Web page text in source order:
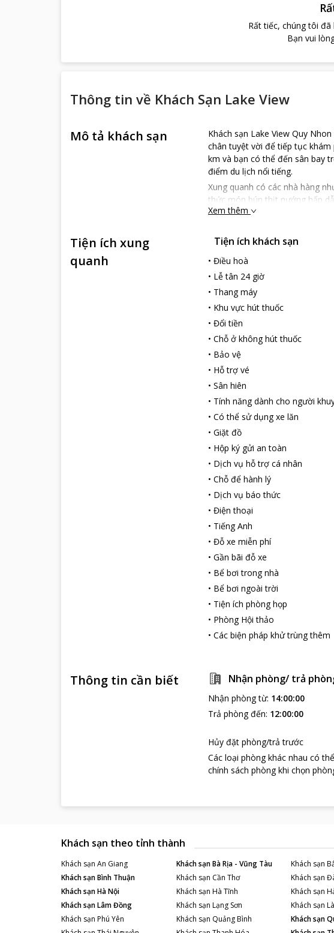
Rất tiếc, chúng tôi
Bạn vui
Thông tin về Khách Sạn Lake View
Mô tả khách sạn
Khách sạn Lake View Quy
chân tuyệt vời để tiếp tục khám
km và bạn có thể đến sân bay
điểm du lịch nổi tiếng.
Xung quanh có các nhà hàng
thức món bún thịt nướng hấp
Các tiện nghi và dịch vụ do
Wifi miễn phí cho mọi phòng,
Dọn phòng hằng ngày.
Dịch vụ taxi.
Khách sạn phù hợp với những
Khách sạn có nhà bếp, đảm
mang đến cho du khách cảm
nước nóng, phòng xông hơi
dừng tuyệt vời cho chuyến nghỉ
Giờ check-in là 14:00 và check-
Xem thêm
Tiện ích xung
quanh
Tiện ích khách sạn
• Điều hoà
• Lễ tân 24 giờ
• Thang máy
• Khu vực hút thuốc
• Đổi tiền
• Chỗ ở không hút thuốc
• Bảo vệ
• Hỗ trợ vé
• Sân hiên
• Tính năng dành cho người
• Có thể sử dụng xe lăn
• Giặt đồ
• Hộp ký gửi an toàn
• Dịch vụ hỗ trợ cá nhân
• Chỗ để hành lý
• Dịch vụ báo thức
• Điện thoại
• Tiếng Anh
• Đỗ xe miễn phí
• Gần bãi đỗ xe
• Bể bơi trong nhà
• Bể bơi ngoài trời
• Tiện ích phòng họp
• Phòng Hội thảo
• Các biện pháp khử trùng thêm
Thông tin cần biết Nhận phòng/ trả
Nhận phòng từ: 14:00:00
Trả phòng đến: 12:00:00
Hủy đặt phòng/trả trước
Các loại phòng khác nhau có
chính sách phòng khi chọn
Khách sạn theo tỉnh thành
Khách sạn An Giang Khách sạnBà Rịa - Vũng Tàu Khách sạn
Khách sạnBình Thuận Khách sạn Cần Thơ Khách sạn
Khách sạnHà Nội Khách sạn Hà Tĩnh Khách sạn
Khách sạnLâm Đồng Khách sạn Lạng Sơn Khách sạn
Khách sạn Phú Yên Khách sạn Quảng Bình Khách sạn